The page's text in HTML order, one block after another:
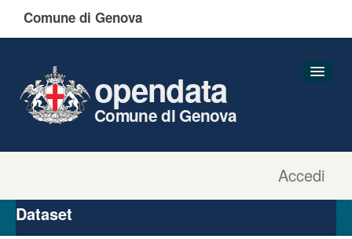
Comune di Genova
Accedi
opendata
Comune di Genova
Organizzazioni
Gruppi
Dataset